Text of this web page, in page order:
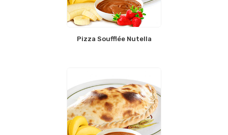
Pizza Soufflée Nutella